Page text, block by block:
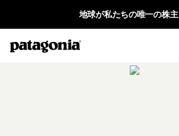
地球が私たちの唯一の株主